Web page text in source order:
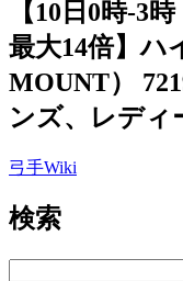
【10日0時-3
最大14倍】ハ
MOUNT）
ンズ、レディ
弓手Wiki
検索